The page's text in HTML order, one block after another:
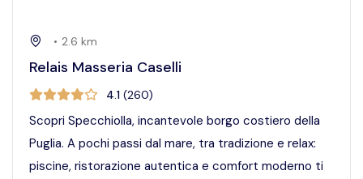
• 2.6 km
Relais Masseria Caselli
4.1 (260)
Scopri Specchiolla, incantevole borgo costiero della
Puglia. A pochi passi dal mare, tra tradizione e relax:
piscine, ristorazione autentica e comfort moderno ti